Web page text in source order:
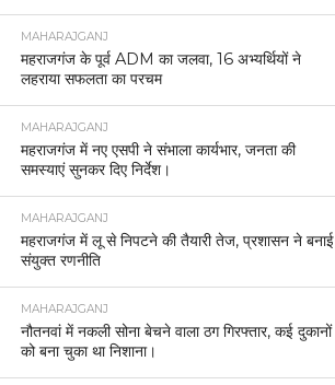
MAHARAJGANJ
महराजगंज के पूर्व ADM का जलवा, 16 अभ्यर्थियों ने
लहराया सफलता का परचम
MAHARAJGANJ
महराजगंज में नए एसपी ने संभाला कार्यभार, जनता की
समस्याएं सुनकर दिए निर्देश।
MAHARAJGANJ
महराजगंज में लू से निपटने की तैयारी तेज, प्रशासन ने बनाई
संयुक्त रणनीति
MAHARAJGANJ
नौतनवां में नकली सोना बेचने वाला ठग गिरफ्तार, कई दुकानों
को बना चुका था निशाना।